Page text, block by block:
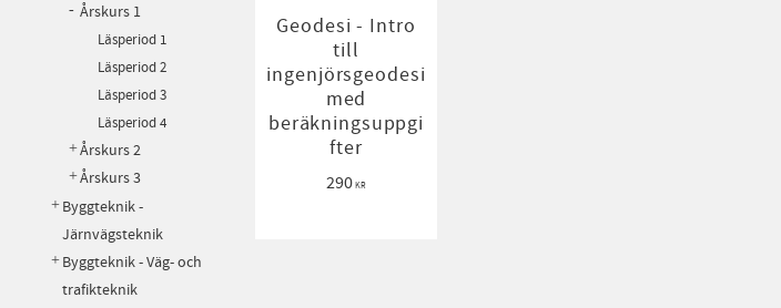
Geodesi - Intro
till
ingenjörsgeodesi
med
beräkningsuppgi
fter
290KR
Årskurs 1
Läsperiod 1
Läsperiod 2
Läsperiod 3
Läsperiod 4
Årskurs 2
Årskurs 3
Byggteknik -
Järnvägsteknik
Byggteknik - Väg- och
trafikteknik